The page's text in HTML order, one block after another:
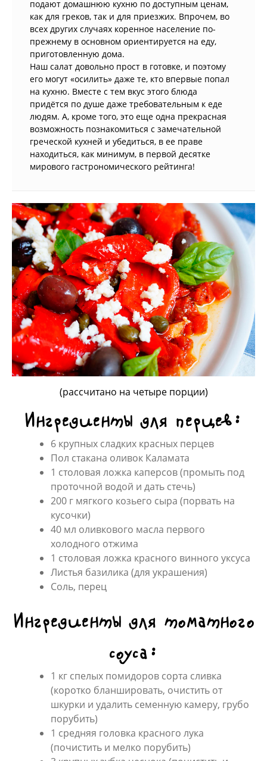
подают домашнюю кухню по доступным ценам,
как для греков, так и для приезжих. Впрочем, во
всех других случаях коренное население по-
прежнему в основном ориентируется на еду,
приготовленную дома.
Наш салат довольно прост в готовке, и поэтому
его могут «осилить» даже те, кто впервые попал
на кухню. Вместе с тем вкус этого блюда
придётся по душе даже требовательным к еде
людям. А, кроме того, это еще одна прекрасная
возможность познакомиться с замечательной
греческой кухней и убедиться, в ее праве
находиться, как минимум, в первой десятке
мирового гастрономического рейтинга!
(рассчитано на четыре порции)
Ингредиенты для перцев:
6 крупных сладких красных перцев
Пол стакана оливок Каламата
1 столовая ложка каперсов (промыть под
проточной водой и дать стечь)
200 г мягкого козьего сыра (порвать на
кусочки)
40 мл оливкового масла первого
холодного отжима
1 столовая ложка красного винного уксуса
Листья базилика (для украшения)
Соль, перец
Ингредиенты для томатного
соуса:
1 кг спелых помидоров сорта сливка
(коротко бланшировать, очистить от
шкурки и удалить семенную камеру, грубо
порубить)
1 средняя головка красного лука
(почистить и мелко порубить)